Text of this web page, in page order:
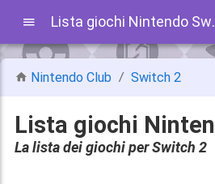
Lista
Nintendo Club Switch 2
Lista giochi
La lista dei giochi per Switch 2